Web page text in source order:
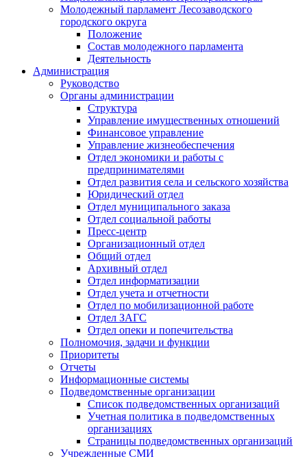
Молодежный парламент Лесозаводского
городского округа
Положение
Состав молодежного парламента
Деятельность
Администрация
Руководство
Органы администрации
Структура
Управление имущественных отношений
Финансовое управление
Управление жизнеобеспечения
Отдел экономики и работы с
предпринимателями
Отдел развития села и сельского хозяйства
Юридический отдел
Отдел муниципального заказа
Отдел социальной работы
Пресс-центр
Организационный отдел
Общий отдел
Архивный отдел
Отдел информатизации
Отдел учета и отчетности
Отдел по мобилизационной работе
Отдел ЗАГС
Отдел опеки и попечительства
Полномочия, задачи и функции
Приоритеты
Отчеты
Информационные системы
Подведомственные организации
Список подведомственных организаций
Учетная политика в подведомственных
организациях
Страницы подведомственных организаций
Учрежденные СМИ